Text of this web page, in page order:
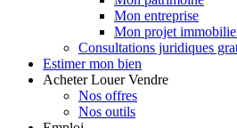
Mon entreprise
Mon projet
Consultations juridiques
Estimer mon bien
Acheter Louer Vendre
Nos offres
Nos outils